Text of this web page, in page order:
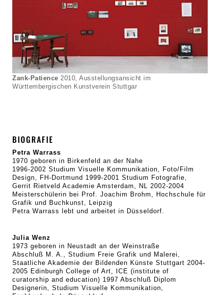
Zank-Patience 2010, Ausstellungsansicht im
Württembergischen Kunstverein Stuttgar
BIOGRAFIE
Petra Warrass
1970 geboren in Birkenfeld an der Nahe
1996-2002 Studium Visuelle Kommunikation, Foto/Film
Design, FH-Dortmund 1999-2001 Studium Fotografie,
Gerrit Rietveld Academie Amsterdam, NL 2002-2004
Meisterschülerin bei Prof. Joachim Brohm, Hochschule für
Grafik und Buchkunst, Leipzig
Petra Warrass lebt und arbeitet in Düsseldorf.
Julia Wenz
1973 geboren in Neustadt an der Weinstraße
Abschluß M. A., Studium Freie Grafik und Malerei,
Staatliche Akademie der Bildenden Künste Stuttgart 2004-
2005 Edinburgh College of Art, ICE (institute of
curatorship and education) 1997 Abschluß Diplom
Designerin, Studium Visuelle Kommunikation,